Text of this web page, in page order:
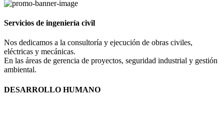
Servicios de ingeniería civil
Nos dedicamos a la consultoría y ejecución de obras civiles,
eléctricas y mecánicas.
En las áreas de gerencia de proyectos, seguridad industrial y gestión
ambiental.
DESARROLLO HUMANO